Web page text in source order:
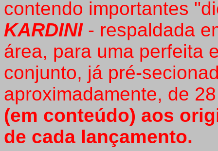
contendo importantes
KARDINI- respaldada
área, para uma perfeita
conjunto, já pré-
aproximadamente, de
(em conteúdo) aos
de cada lançamento.